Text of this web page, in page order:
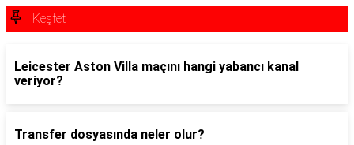
Keşfet
Leicester Aston Villa maçını hangi yabancı kanal
veriyor?
Transfer dosyasında neler olur?